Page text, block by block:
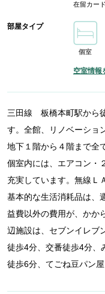
在留カー
部屋タイプ
個室
空室情報
三田線 板橋本町駅から
す。全館、リノベーショ
地下１階から４階まで全
個室内には、エアコン・
充実しています。無線Ｌ
基本的な生活消耗品は、
益費以外の費用が、かか
辺施設は、セブンイレブ
徒歩4分、交番徒歩4分、
徒歩6分、てごね豆パン